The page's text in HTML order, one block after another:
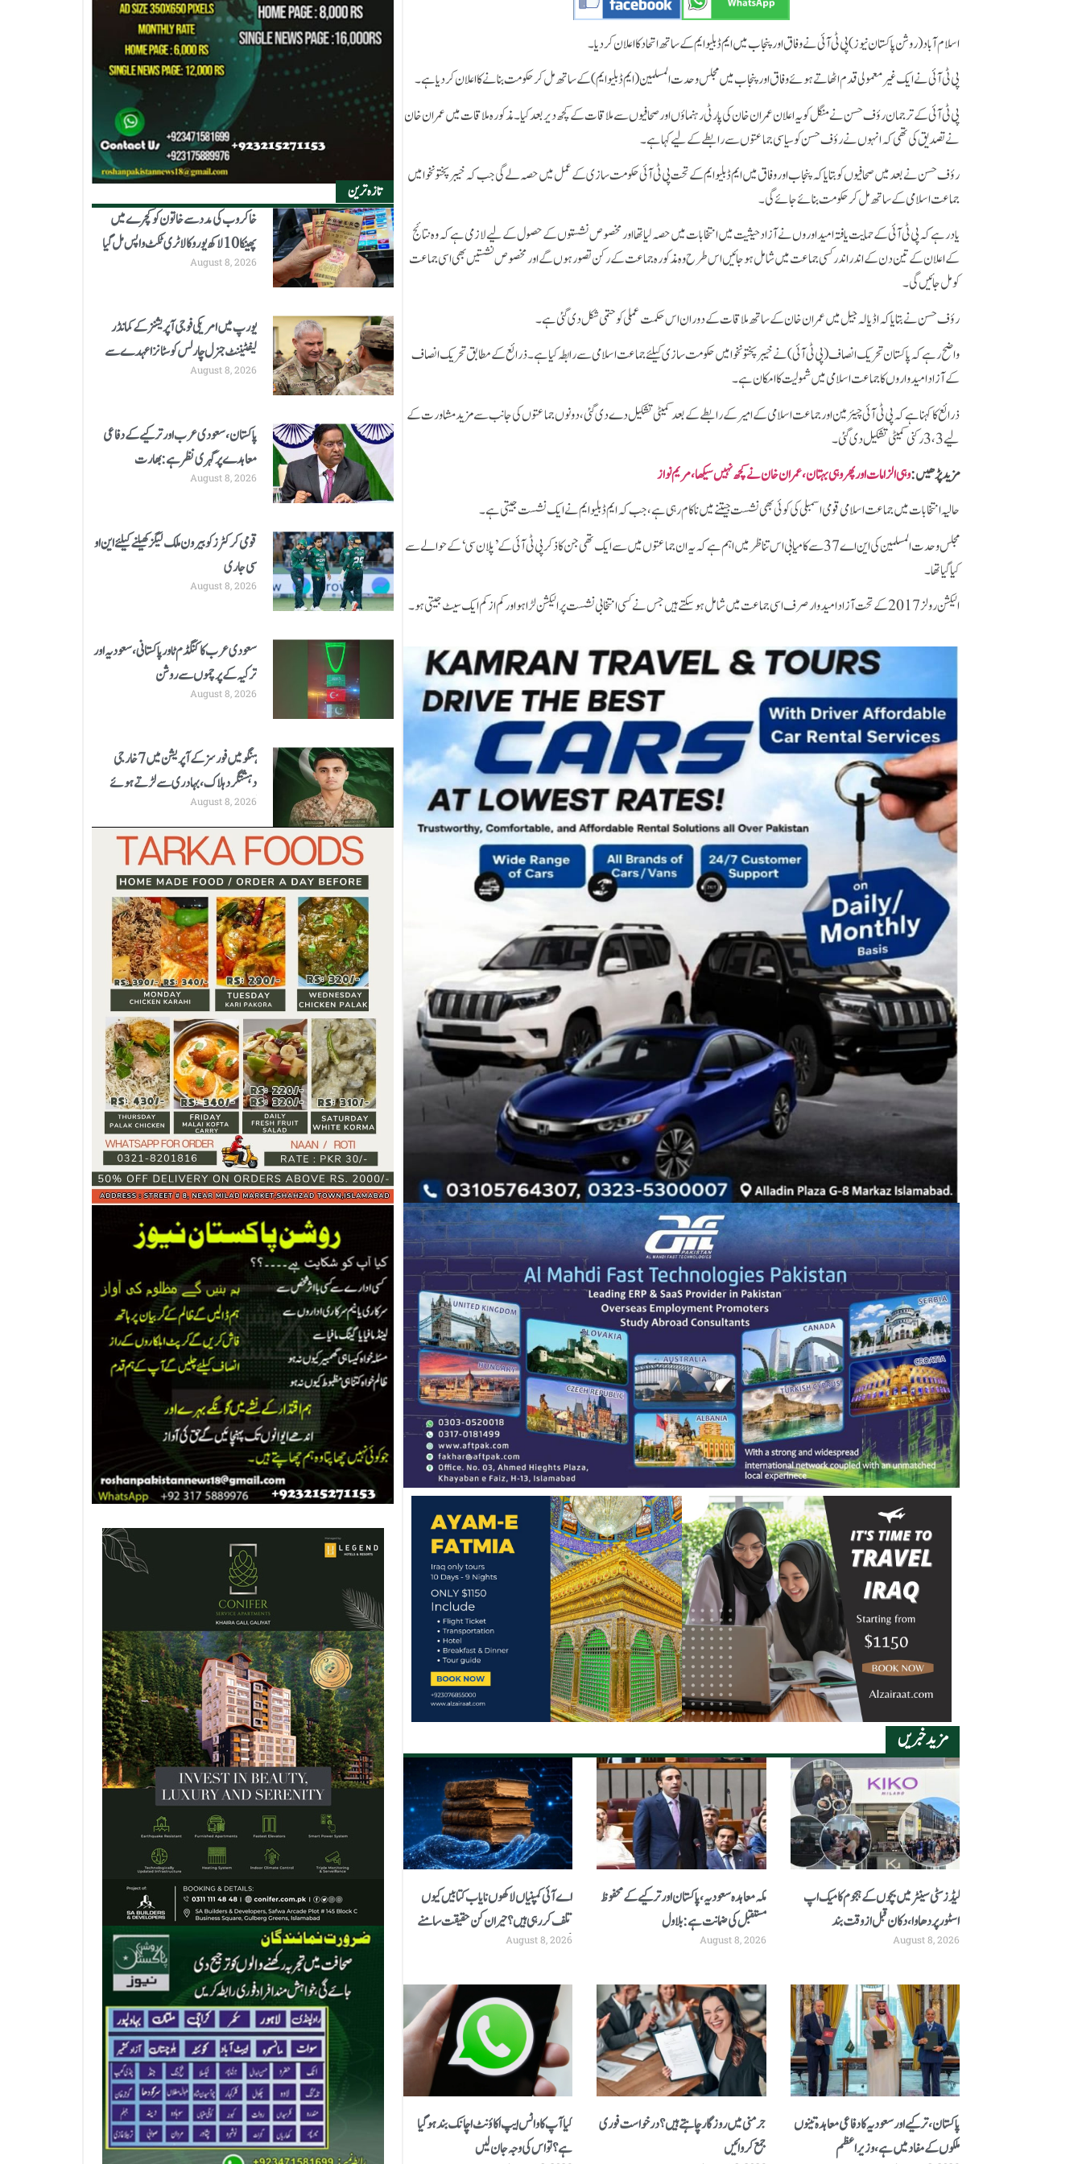
اسلام آباد(روشن پاکستان نیوز) پی ٹی آئی نے وفاق اور پنجاب میں ایم ڈبلیو ایم کے ساتھ اتحاد کا اعلان کردیا۔
پی ٹی آئی نے ایک غیرمعمولی قدم اٹھاتے ہوئے وفاق اور پنجاب میں مجلس وحدت المسلمین (ایم ڈبلیو ایم) کے ساتھ مل کر حکومت بنانے کا اعلان کردیا ہے۔
پی ٹی آئی کے ترجمان رؤف حسن نے منگل کو یہ اعلان عمران خان کی پارٹی رہنماؤں اور صحافیوں سے ملاقات کے کچھ دیر بعد کیا۔ مذکورہ ملاقات میں عمران خان
نے تصدیق کی تھی کہ انہوں نے رؤف حسن کو سیاسی جماعتوں سے رابطے کے لیے کہا ہے۔
رؤف حسن نے بعد میں صحافیوں کو بتایا کہ پنجاب اور وفاق میں ایم ڈبلیو ایم کے تحت پی ٹی آئی حکومت سازی کے عمل میں حصہ لے گی جب کہ خیبرپختونخوا میں
جماعت اسلامی کے ساتھ مل کر حکومت بنائے جائے گی۔
یاد رہے کہ پی ٹی آئی کے حمایت یافتہ امیداوروں نے آزاد حیثیت میں انتخابات میں حصہ لیا تھا اور مخصوص نشستوں کے حصول کے لیے لازمی ہے کہ وہ نتائج
کے اعلان کے تین دن کے اندر اندر کسی جماعت میں شامل ہوجائیں اس طرح وہ مذکورہ جماعت کے رکن تصور ہوں گے اور مخصوص نشستیں بھی اسی جماعت
کو مل جائیں گی۔
رؤف حسن نے بتایا کہ اڈیالہ جیل میں عمران خان کے ساتھ ملاقات کے دوران اس حکمت عملی کو حتمی شکل دی گئی ہے۔
واضح رہے کہ پاکستان تحریک انصاف (پی ٹی آئی) نے خیبرپختونخوا میں حکومت سازی کیلئے جماعت اسلامی سے رابطہ کیا ہے۔ ذرائع کے مطابق تحریک انصاف
کے آزاد امیدواروں کا جماعت اسلامی میں شمولیت کا امکان ہے۔
ذرائع کا کہنا ہے کہ پی ٹی آئی چیئرمین اور جماعت اسلامی کے امیر کے رابطے کے بعد کمیٹی تشکیل دے دی گئی، دونوں جماعتوں کی جانب سے مزید مشاورت کے
لیے 3،3 رکنی کمیٹی تشکیل دی گئی۔
مزید پڑھیں:وہی الزامات اور پھر وہی بہتان ، عمران خان نے کچھ نہیں سیکھا، مریم نواز
حالیہ انتخابات میں جماعت اسلامی قومی اسمبلی کی کوئی بھی نشست جیتنے میں ناکام رہی ہے، جب کہ ایم ڈبلیو ایم نے ایک نشست جیتی ہے۔
مجلس وحدت المسلمین کی این اے 37 سے کامیابی اس تناظر میں اہم ہے کہ یہ ان جماعتوں میں سے ایک تھی جن کا ذکر پی ٹی آئی کے ’پلان سی‘ کے حوالے سے
کیا گیا تھا۔
الیکشن رولز 2017 کے تحت آزاد امیدوار صرف اسی جماعت میں شامل ہو سکتے ہیں جس نے کسی انتخابی نشست پر الیکشن لڑا ہو اور کم ازکم ایک سیٹ جیتی ہو۔
مزید خبریں
اے آئی کمپنیاں لاکھوں نایاب کتابیں کیوں
تلف کر رہی ہیں؟ حیران کن حقیقت سامنے
آگئی
August 8, 2026
مکہ معاہدہ سعودیہ، پاکستان اور ترکیے کے محفوظ
مستقبل کی ضمانت ہے: بلاول
August 8, 2026
لیڈز سٹی سینٹر میں بچوں کے ہجوم کا میک اپ
اسٹور پر دھاوا، دکان قبل از وقت بند
August 8, 2026
کیا آپ کا واٹس ایپ اکاؤنٹ اچانک بند ہوگیا
ہے؟ تو اس کی وجہ جان لیں
جرمنی میں روزگار چاہتے ہیں؟ درخواست فوری
جمع کروائیں
پاکستان، ترکیے اور سعودیہ کا دفاعی معاہدہ تینوں
ملکوں کےمفاد میں ہے، وزیراعظم
تازہ ترین
خاکروب کی مدد سے خاتون کو کچرے میں
پھینکا 10 لاکھ یورو کا لاٹری ٹکٹ واپس مل گیا
August 8, 2026
یورپ میں امریکی فوجی آپریشنز کے کمانڈر
لیفٹیننٹ جنرل چارلس کوسٹانزا عہدے سے
برطرف
August 8, 2026
پاکستان، سعودی عرب اور ترکیے کے دفاعی
معاہدے پر گہری نظر ہے: بھارت
August 8, 2026
قومی کرکٹرز کو بیرون ملک لیگز کھیلنے کیلئے این او
سی جاری
August 8, 2026
سعودی عرب کا کنگڈم ٹاور پاکستانی، سعودیہ اور
ترکیہ کے پرچموں سے روشن
August 8, 2026
ہنگو میں فورسز کے آپریشن میں 7 خارجی
دہشتگرد ہلاک، بہادری سے لڑتے ہوئے
کیپٹن شہید
August 8, 2026